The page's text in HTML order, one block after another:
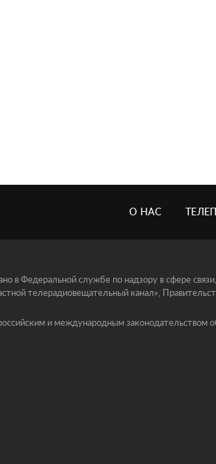
О НАС
в Федеральной службе по надзору в сфере
телерадиовещательный канал»,
и международным законодательством